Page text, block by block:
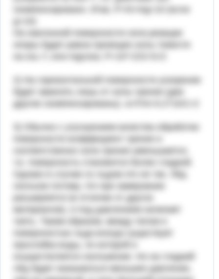
На наклонной поверхности сила реакции
опоры будет равна проекции силы тяжести
2) На горизонтальной поверхности ускорение
будет зависеть лишь от силы трения (две
т.е. поверхность становится более гладкой.
таять. Таким образом, между телом и
прослойка воды, по которой и
осуществляется скольжение. Но на гладкий
лёд будет оказываться меньшее давление,